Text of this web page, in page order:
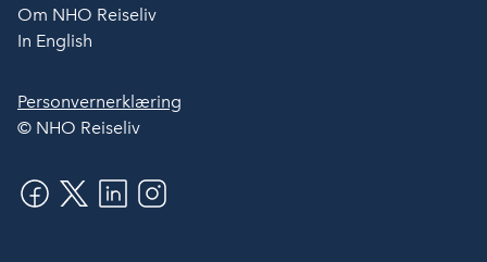
Om NHO Reiseliv
In English
Personvernerklæring
© NHO Reiseliv